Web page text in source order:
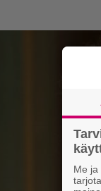
Me ja